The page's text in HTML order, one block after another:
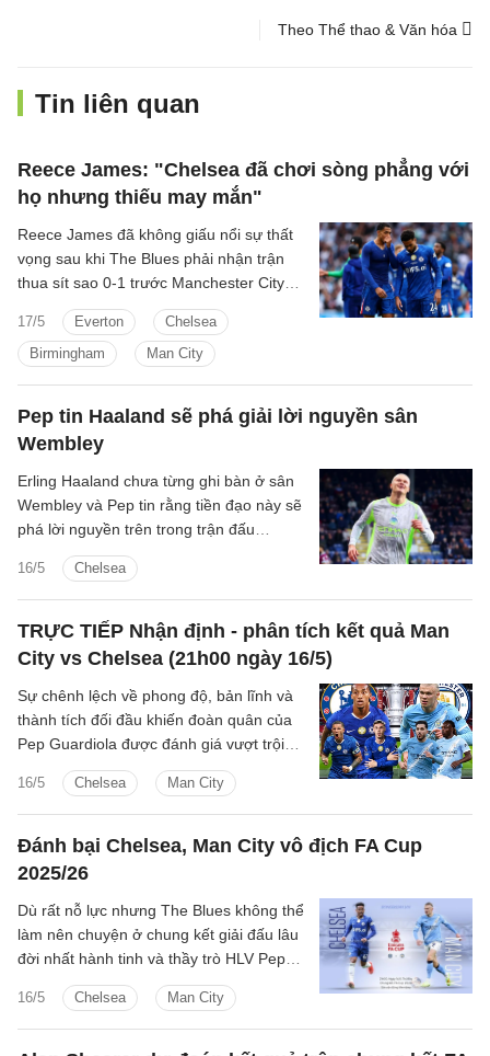
Theo Thể thao & Văn hóa
Tin liên quan
Reece James: "Chelsea đã chơi sòng phẳng với
họ nhưng thiếu may mắn"
17/5 Everton
Chelsea
Birmingham
Man City
Reece James đã không giấu nổi sự thất
vọng sau khi The Blues phải nhận trận
thua sít sao 0-1 trước Manchester City
trong trận chung kết FA Cup. Thủ quân
của Chelsea nhấn mạnh rằng những
ranh giới mong manh chính là yếu tố
Pep tin Haaland sẽ phá giải lời nguyền sân
Wembley
16/5 Chelsea
Erling Haaland chưa từng ghi bàn ở sân
Wembley và Pep tin rằng tiền đạo này sẽ
phá lời nguyền trên trong trận đấu
Chelsea.
TRỰC TIẾP Nhận định - phân tích kết quả Man
City vs Chelsea (21h00 ngày 16/5)
16/5 Chelsea Man City
Sự chênh lệch về phong độ, bản lĩnh và
thành tích đối đầu khiến đoàn quân của
Pep Guardiola được đánh giá vượt trội
trước trận chung kết FA Cup.
Đánh bại Chelsea, Man City vô địch FA Cup
2025/26
16/5 Chelsea Man City
Dù rất nỗ lực nhưng The Blues không thể
làm nên chuyện ở chung kết giải đấu lâu
đời nhất hành tinh và thầy trò HLV Pep
Guardiola đã có danh hiệu thứ 2 trong
mùa giải năm nay sau Carabao Cup.